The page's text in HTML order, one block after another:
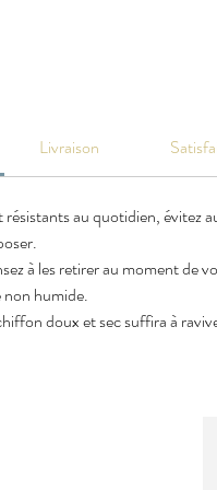
Livraison
au quotidien, évitez
à les retirer au moment de
non humide.
doux et sec suffira à